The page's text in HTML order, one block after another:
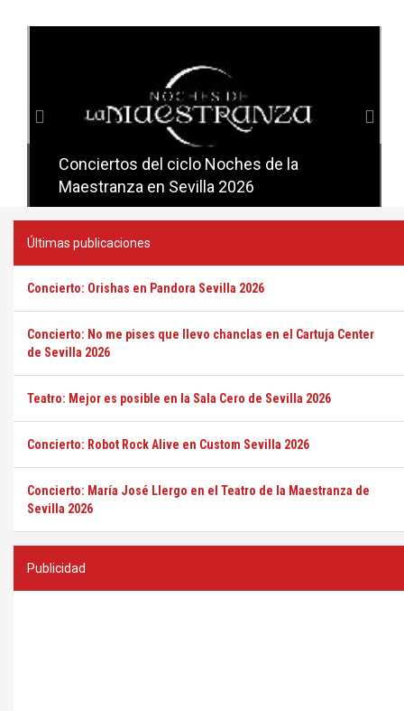
Conciertos del ciclo Noches de la
Maestranza en Sevilla 2026
Conciertos del ciclo Candlelight en
Sevilla
Últimas publicaciones
Concierto: Orishas en Pandora Sevilla 2026
Concierto: No me pises que llevo chanclas en el Cartuja Center
de Sevilla 2026
Teatro: Mejor es posible en la Sala Cero de Sevilla 2026
Concierto: Robot Rock Alive en Custom Sevilla 2026
Concierto: María José Llergo en el Teatro de la Maestranza de
Sevilla 2026
Publicidad